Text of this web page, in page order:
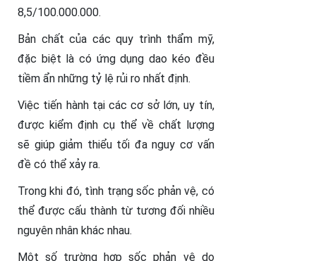
8,5/100.000.000.
Bản chất của các quy trình thẩm mỹ,
đặc biệt là có ứng dụng dao kéo đều
tiềm ẩn những tỷ lệ rủi ro nhất định.
Việc tiến hành tại các cơ sở lớn, uy tín,
được kiểm định cụ thể về chất lượng
sẽ giúp giảm thiểu tối đa nguy cơ vấn
đề có thể xảy ra.
Trong khi đó, tình trạng sốc phản vệ, có
thể được cấu thành từ tương đối nhiều
nguyên nhân khác nhau.
Một số trường hợp sốc phản vệ do